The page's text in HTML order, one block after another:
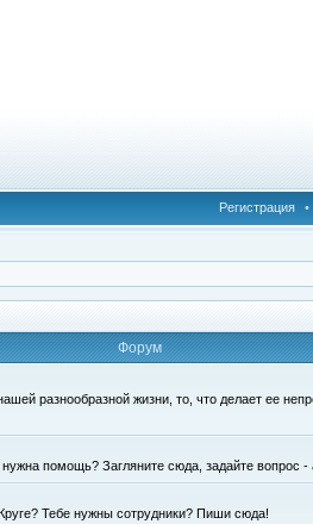
Регистрация •
Форум
разнообразной жизни, то, что делает ее
помощь? Загляните сюда, задайте вопрос
Тебе нужны сотрудники? Пиши сюда!